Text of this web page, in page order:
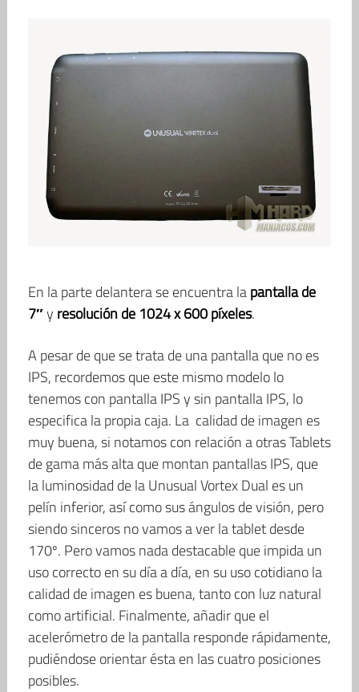
En la parte delantera se encuentra lapantalla de
7″y resolución de 1024 x 600 píxeles.
A pesar de que se trata de una pantalla que no es
IPS, recordemos que este mismo modelo lo
tenemos con pantalla IPS y sin pantalla IPS, lo
especifica la propia caja. La calidad de imagen es
muy buena, si notamos con relación a otras Tablets
de gama más alta que montan pantallas IPS, que
la luminosidad de la Unusual Vortex Dual es un
pelín inferior, así como sus ángulos de visión, pero
siendo sinceros no vamos a ver la tablet desde
170º. Pero vamos nada destacable que impida un
uso correcto en su día a día, en su uso cotidiano la
calidad de imagen es buena, tanto con luz natural
como artificial. Finalmente, añadir que el
acelerómetro de la pantalla responde rápidamente,
pudiéndose orientar ésta en las cuatro posiciones
posibles.